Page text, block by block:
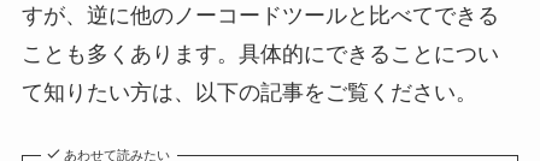
すが、逆に他のノーコードツールと比べてできる
ことも多くあります。具体的にできることについ
て知りたい方は、以下の記事をご覧ください。
あわせて読みたい